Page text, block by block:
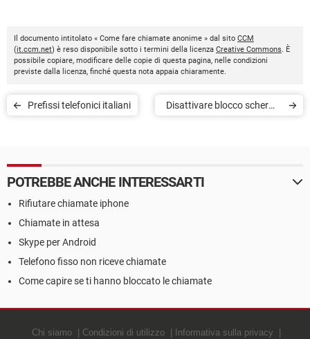
Il documento intitolato « Come fare chiamate anonime » dal sito CCM
(it.ccm.net) è reso disponibile sotto i termini della licenza Creative Commons. È
possibile copiare, modificare delle copie di questa pagina, nelle condizioni
previste dalla licenza, finché questa nota appaia chiaramente.
Prefissi telefonici italiani
Disattivare blocco schermo
POTREBBE ANCHE INTERESSARTI
Rifiutare chiamate iphone
Chiamate in attesa
Skype per Android
Telefono fisso non riceve chiamate
Come capire se ti hanno bloccato le chiamate
Chi siamo Condizioni di utilizzo Informativa sulla privacy